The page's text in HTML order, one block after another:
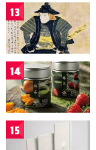
13
14
15